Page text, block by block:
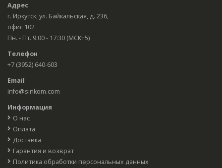
Адрес
г. Иркутск, ул. Байкальская, д. 236,
офис 102
Пн. - Пт. 9:00 - 17:30 (МСК+5)
Телефон
+7 (3952) 640-603
Email
info@sinkom.com
Информация
О нас
Оплата
Доставка
Гарантия и возврат
Политика обработки персональных данных